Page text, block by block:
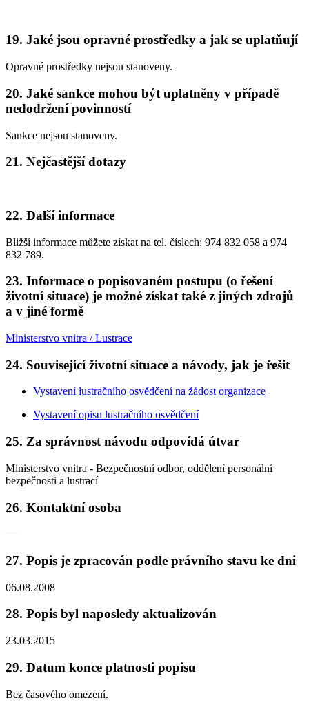
19. Jaké jsou opravné prostředky a jak se uplatňují
Opravné prostředky nejsou stanoveny.
20. Jaké sankce mohou být uplatněny v případě
nedodržení povinností
Sankce nejsou stanoveny.
21. Nejčastější dotazy
22. Další informace
Bližší informace můžete získat na tel. číslech: 974 832 058 a 974
832 789.
23. Informace o popisovaném postupu (o řešení
životní situace) je možné získat také z jiných zdrojů
a v jiné formě
Ministerstvo vnitra / Lustrace
24. Související životní situace a návody, jak je řešit
Vystavení lustračního osvědčení na žádost organizace
Vystavení opisu lustračního osvědčení
25. Za správnost návodu odpovídá útvar
Ministerstvo vnitra - Bezpečnostní odbor, oddělení personální
bezpečnosti a lustrací
26. Kontaktní osoba
—
27. Popis je zpracován podle právního stavu ke dni
06.08.2008
28. Popis byl naposledy aktualizován
23.03.2015
29. Datum konce platnosti popisu
Bez časového omezení.